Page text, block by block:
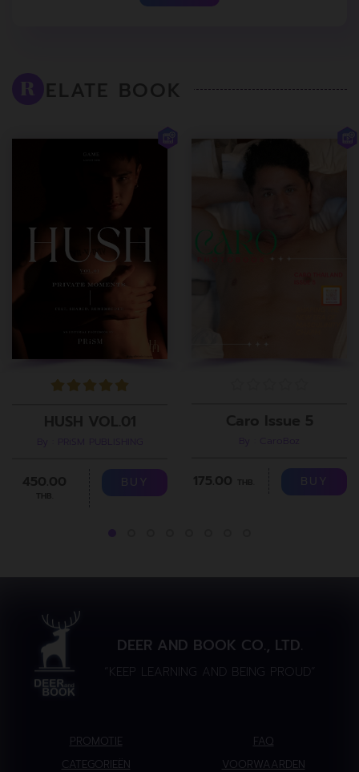
R
BUY BUY
DEER AND BOOK CO., LTD.
“KEEP LEARNING AND BEING PROUD”
PROMOTIE
FAQ
CATEGORIEËN
VOORWAARDEN